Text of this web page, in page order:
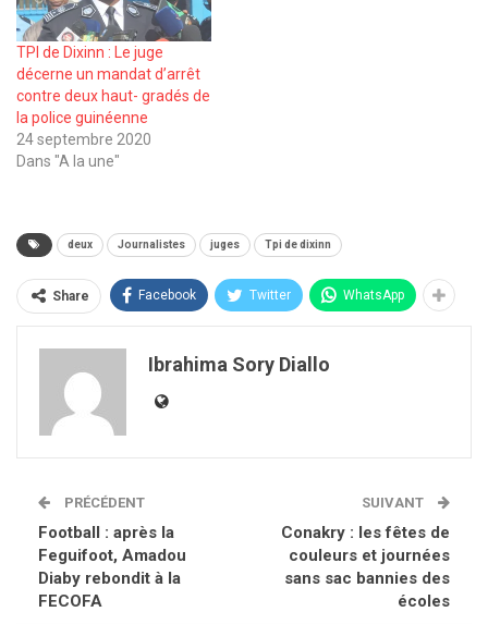
TPI de Dixinn : Le juge
décerne un mandat d’arrêt
contre deux haut- gradés de
la police guinéenne
24 septembre 2020
Dans "A la une"
deux Journalistes juges Tpi de dixinn
Share Facebook Twitter WhatsApp
Ibrahima Sory Diallo
PRÉCÉDENT
Football : après la
Feguifoot, Amadou
Diaby rebondit à la
FECOFA
SUIVANT
Conakry : les fêtes de
couleurs et journées
sans sac bannies des
écoles